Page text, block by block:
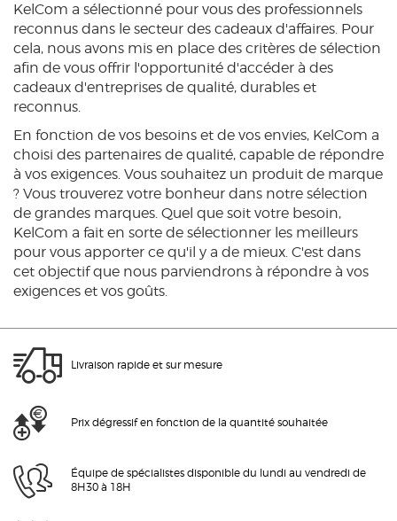
KelCom a sélectionné pour vous des professionnels
reconnus dans le secteur des cadeaux d'affaires. Pour
cela, nous avons mis en place des critères de sélection
afin de vous offrir l'opportunité d'accéder à des
cadeaux d'entreprises de qualité, durables et
reconnus.
En fonction de vos besoins et de vos envies, KelCom a
choisi des partenaires de qualité, capable de répondre
à vos exigences. Vous souhaitez un produit de marque
? Vous trouverez votre bonheur dans notre sélection
de grandes marques. Quel que soit votre besoin,
KelCom a fait en sorte de sélectionner les meilleurs
pour vous apporter ce qu'il y a de mieux. C'est dans
cet objectif que nous parviendrons à répondre à vos
exigences et vos goûts.
Livraison rapide et sur mesure
Prix dégressif en fonction de la quantité souhaitée
Équipe de spécialistes disponible du lundi au vendredi de
8H30 à 18H